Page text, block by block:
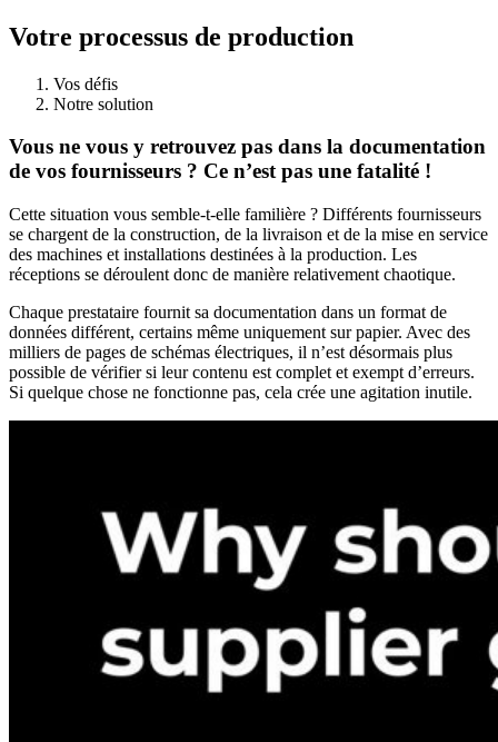
Votre processus de production
Vos défis
Notre solution
Vous ne vous y retrouvez pas dans la documentation
de vos fournisseurs ? Ce n’est pas une fatalité !
Cette situation vous semble-t-elle familière ? Différents fournisseurs
se chargent de la construction, de la livraison et de la mise en service
des machines et installations destinées à la production. Les
réceptions se déroulent donc de manière relativement chaotique.
Chaque prestataire fournit sa documentation dans un format de
données différent, certains même uniquement sur papier. Avec des
milliers de pages de schémas électriques, il n’est désormais plus
possible de vérifier si leur contenu est complet et exempt d’erreurs.
Si quelque chose ne fonctionne pas, cela crée une agitation inutile.